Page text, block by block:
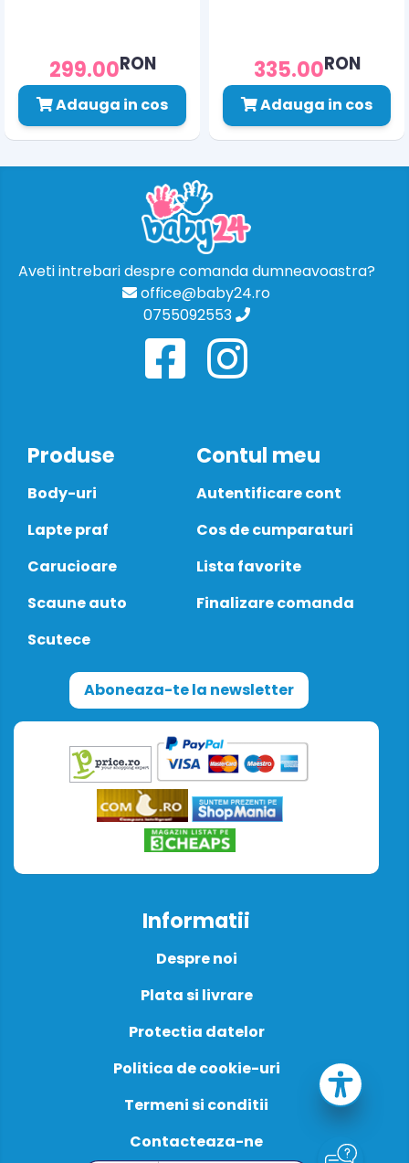
299.00RON
Adauga in cos
335.00RON
Adauga in cos
Aveti intrebari despre comanda dumneavoastra?
office@baby24.ro
0755092553
Produse
Body-uri
Lapte praf
Carucioare
Scaune auto
Scutece
Contul meu
Autentificare cont
Cos de cumparaturi
Lista favorite
Finalizare comanda
Aboneaza-te la newsletter
Informatii
Despre noi
Plata si livrare
Protectia datelor
Politica de cookie-uri
Termeni si conditii
Contacteaza-ne